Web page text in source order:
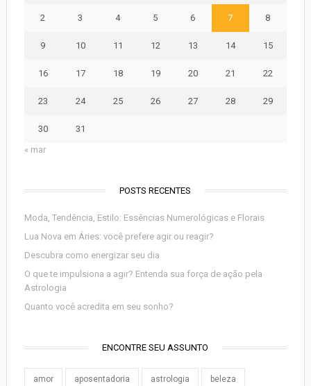
2 3 4 5 6 7 8
9 10 11 12 13 14 15
16 17 18 19 20 21 22
23 24 25 26 27 28 29
30
31
« mar
POSTS RECENTES
Moda, Tendência, Estilo: Essências Numerológicas e Florais
Lua Nova em Áries: você prefere agir ou reagir?
Descubra como energizar seu dia
O que te impulsiona a agir? Entenda sua força de ação pela
Astrologia
Quanto você acredita em seu sonho?
ENCONTRE SEU ASSUNTO
amor aposentadoria astrologia beleza